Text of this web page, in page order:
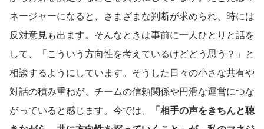
ネージャーになると、さまざまな判断が求められ、時には
反対意見も出ます。そんなときは事前に一人ひとりと話を
して、「こういう方向性を考えているけどどう思う？」と
相談するようにしています。そうした日々の小さな共有や
対話の積み重ねが、チームの信頼関係や円滑な運営につな
がっていると感じます。今では、
「相手の声をきちんと聴